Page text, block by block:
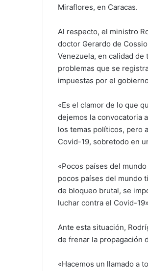
Miraflores, en Caracas.
Al respecto, el ministro
doctor Gerardo de
Venezuela, en calidad
problemas que se
impuestas por el
«Es el clamor de lo que
dejemos la convocatoria
los temas políticos, pero
Covid-19, sobretodo en
«Pocos países del
pocos países del mundo
de bloqueo brutal, se
luchar contra el Covid-
Ante esta situación,
de frenar la propagación
«Hacemos un llamado a